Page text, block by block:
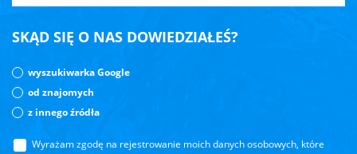
SKĄD SIĘ O NAS DOWIEDZIAŁEŚ?
wyszukiwarka Google
od znajomych
z innego źródła
Wyrażam zgodę na rejestrowanie moich danych osobowych, które